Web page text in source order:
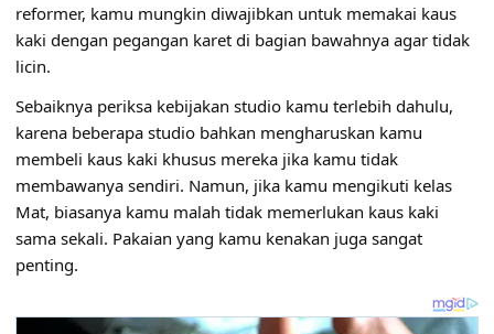
reformer, kamu mungkin diwajibkan untuk memakai kaus
kaki dengan pegangan karet di bagian bawahnya agar tidak
licin.
Sebaiknya periksa kebijakan studio kamu terlebih dahulu,
karena beberapa studio bahkan mengharuskan kamu
membeli kaus kaki khusus mereka jika kamu tidak
membawanya sendiri. Namun, jika kamu mengikuti kelas
Mat, biasanya kamu malah tidak memerlukan kaus kaki
sama sekali. Pakaian yang kamu kenakan juga sangat
penting.